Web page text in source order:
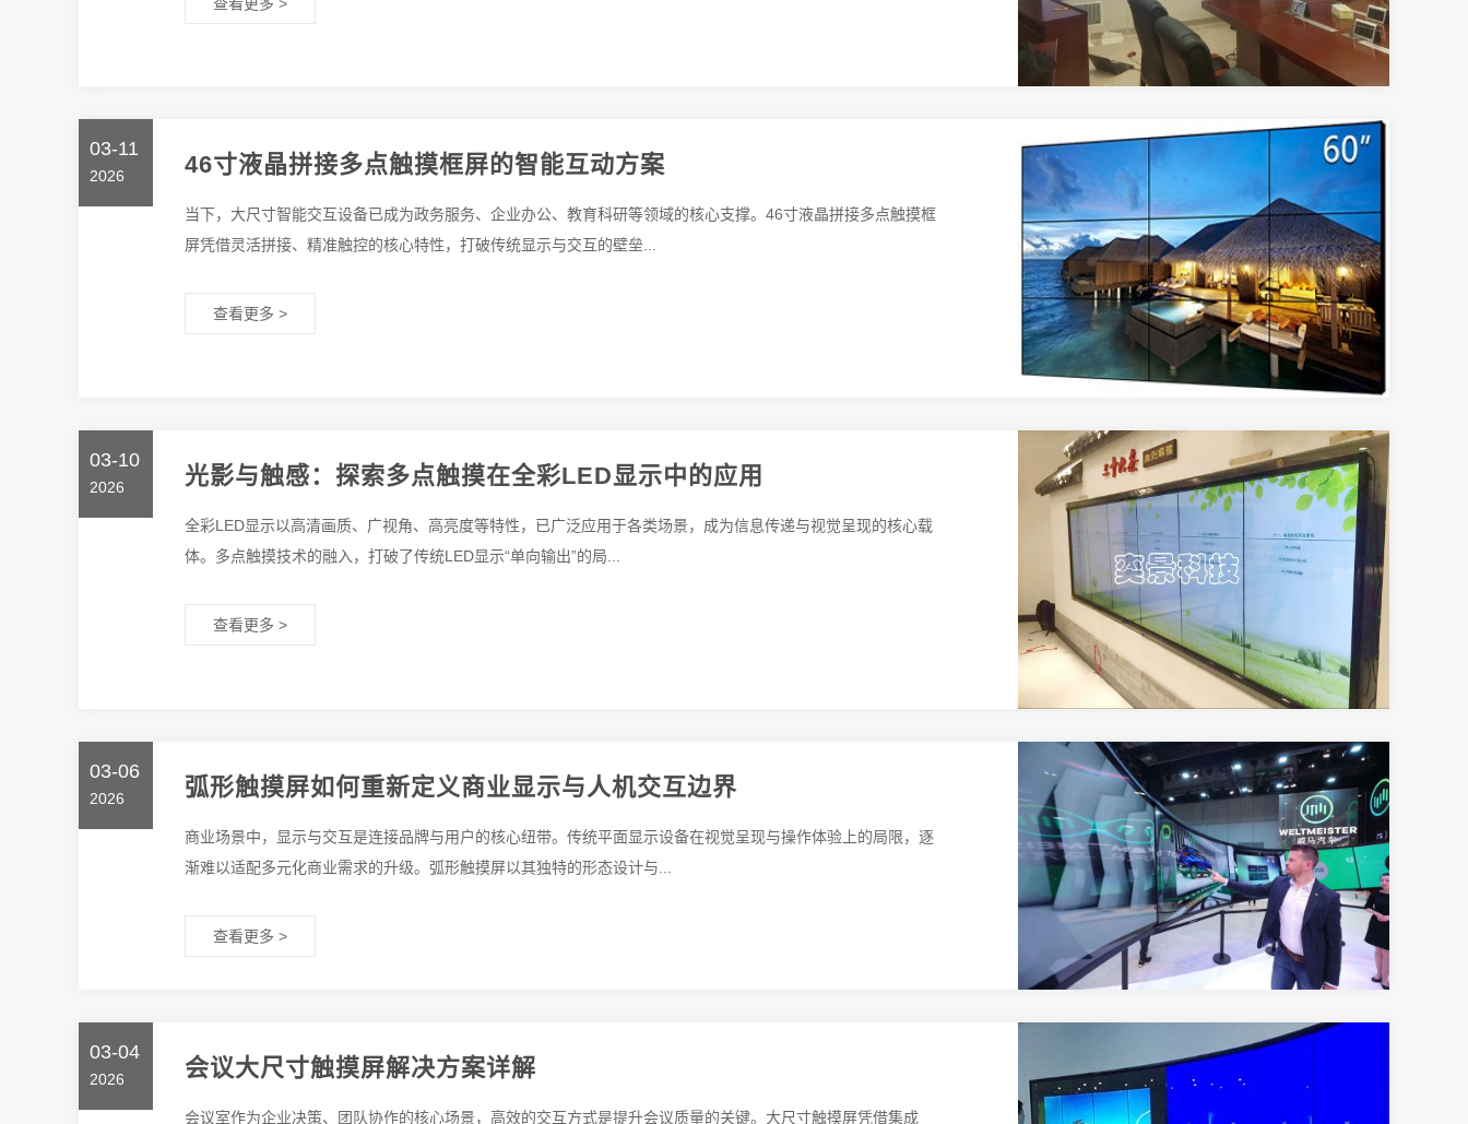
03-11
2026 46寸液晶拼接多点触摸框屏的智能互动方案
当下，大尺寸智能交互设备已成为政务服务、企业办公、教育科研等领域的核心支撑。46寸液晶拼接多点触摸框
屏凭借灵活拼接、精准触控的核心特性，打破传统显示与交互的壁垒...
查看更多 >
03-10
2026 光影与触感：探索多点触摸在全彩LED显示中的应用
全彩LED显示以高清画质、广视角、高亮度等特性，已广泛应用于各类场景，成为信息传递与视觉呈现的核心载
体。多点触摸技术的融入，打破了传统LED显示“单向输出”的局...
查看更多 >
03-06
2026 弧形触摸屏如何重新定义商业显示与人机交互边界
商业场景中，显示与交互是连接品牌与用户的核心纽带。传统平面显示设备在视觉呈现与操作体验上的局限，逐
渐难以适配多元化商业需求的升级。弧形触摸屏以其独特的形态设计与...
查看更多 >
03-04
2026 会议大尺寸触摸屏解决方案详解
会议室作为企业决策、团队协作的核心场景，高效的交互方式是提升会议质量的关键。大尺寸触摸屏凭借集成